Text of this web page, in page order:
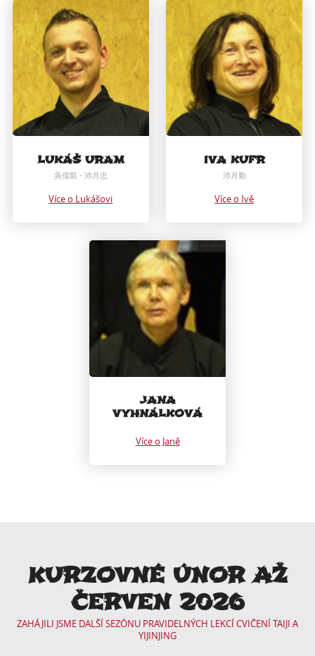
LUKÁŠ URAM
吳儒凱 - 沛月忠
Více o Lukášovi
IVA KUFR
沛月勤
Více o Ivě
JANA
VYHNÁLKOVÁ
Více o Janě
KURZOVNÉ ÚNOR AŽ
ČERVEN 2026
ZAHÁJILI JSME DALŠÍ SEZÓNU PRAVIDELNÝCH LEKCÍ CVIČENÍ TAIJI A
YIJINJING